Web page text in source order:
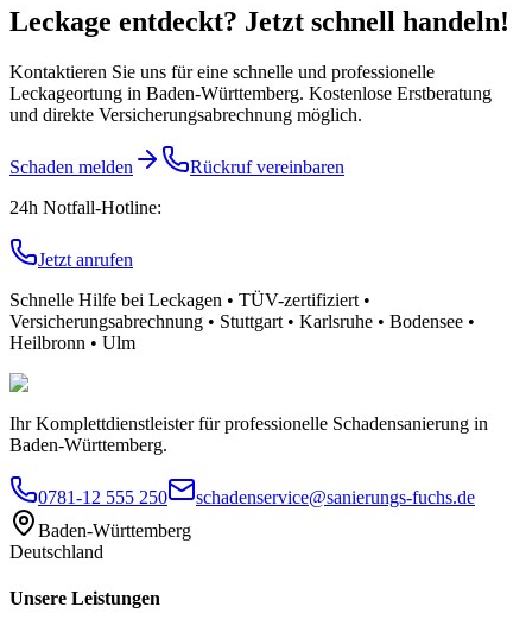
Leckage entdeckt? Jetzt schnell handeln!
Kontaktieren Sie uns für eine schnelle und professionelle
Leckageortung in Baden-Württemberg. Kostenlose Erstberatung
und direkte Versicherungsabrechnung möglich.
Schaden melden
Rückruf vereinbaren
24h Notfall-Hotline:
Jetzt anrufen
Schnelle Hilfe bei Leckagen • TÜV-zertifiziert •
Versicherungsabrechnung • Stuttgart • Karlsruhe • Bodensee •
Heilbronn • Ulm
Ihr Komplettdienstleister für professionelle Schadensanierung in
Baden-Württemberg.
0781-12 555 250
schadenservice@sanierungs-fuchs.de
Baden-Württemberg
Deutschland
Unsere Leistungen